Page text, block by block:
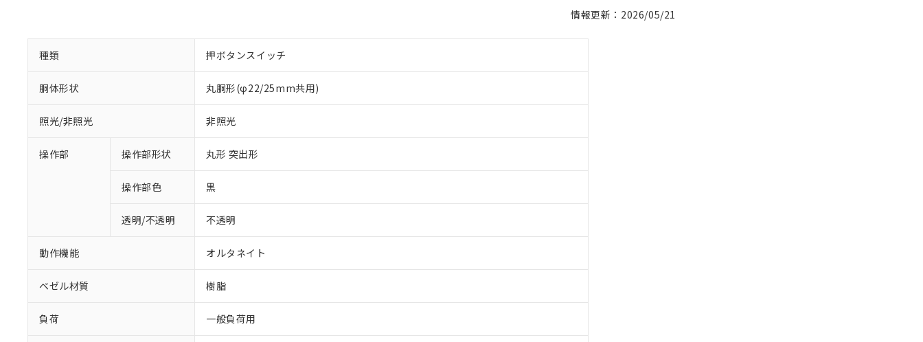
情報更新：2026/05/21
種類 押ボタンスイッチ
胴体形状 丸胴形(φ22/25mm共用)
照光/非照光 非照光
操作部 操作部形状 丸形 突出形
操作部色 黒
透明/不透明 不透明
動作機能 オルタネイト
ベゼル材質 樹脂
負荷 一般負荷用